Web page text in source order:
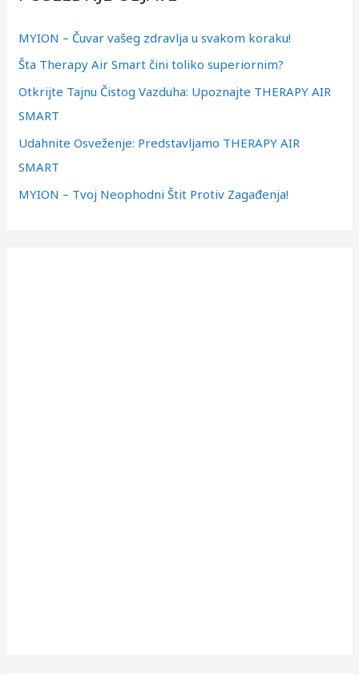
г
а
з
а
:
MYION – Čuvar vašeg zdravlja u svakom koraku!
Šta Therapy Air Smart čini toliko superiornim?
Otkrijte Tajnu Čistog Vazduha: Upoznajte THERAPY AIR
SMART
Udahnite Osveženje: Predstavljamo THERAPY AIR
SMART
MYION – Tvoj Neophodni Štit Protiv Zagađenja!